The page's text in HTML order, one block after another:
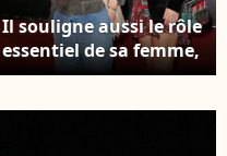
Il souligne aussi le rôle
essentiel de sa femme,
qui a toujours cru en